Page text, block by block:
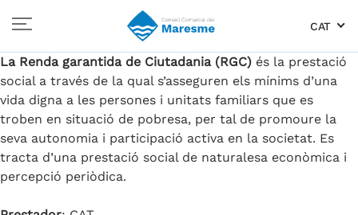
CAT
La Renda garantida de Ciutadania (RGC) és la prestació
social a través de la qual s’asseguren els mínims d’una
vida digna a les persones i unitats familiars que es
troben en situació de pobresa, per tal de promoure la
seva autonomia i participació activa en la societat. Es
tracta d’una prestació social de naturalesa econòmica i
percepció periòdica.